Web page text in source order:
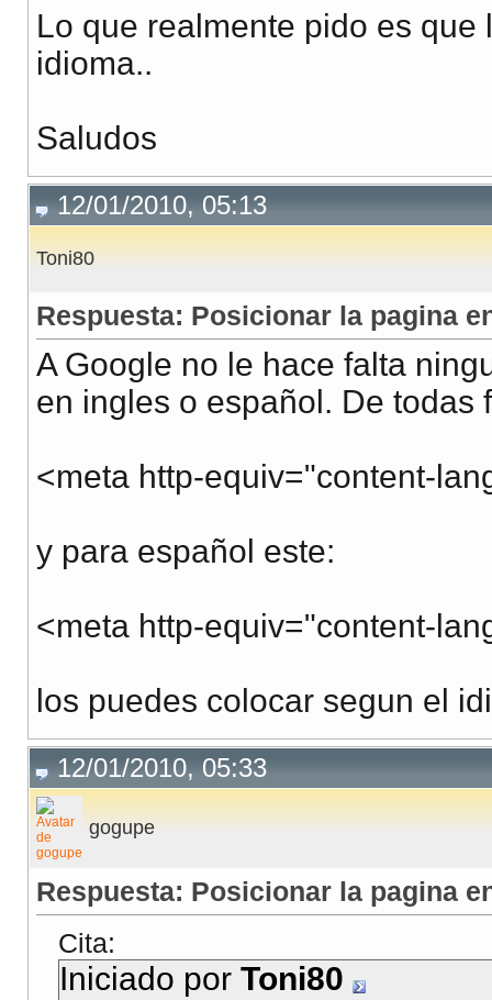
Lo que realmente pido es
idioma..
Saludos
12/01/2010, 05:13
Toni80
Respuesta: Posicionar la pagina
A Google no le hace falta
en ingles o español. De todas
<meta http-equiv="content-
y para español este:
<meta http-equiv="content-
los puedes colocar segun el
12/01/2010, 05:33
gogupe
Respuesta: Posicionar la pagina
Cita:
Iniciado por Toni80